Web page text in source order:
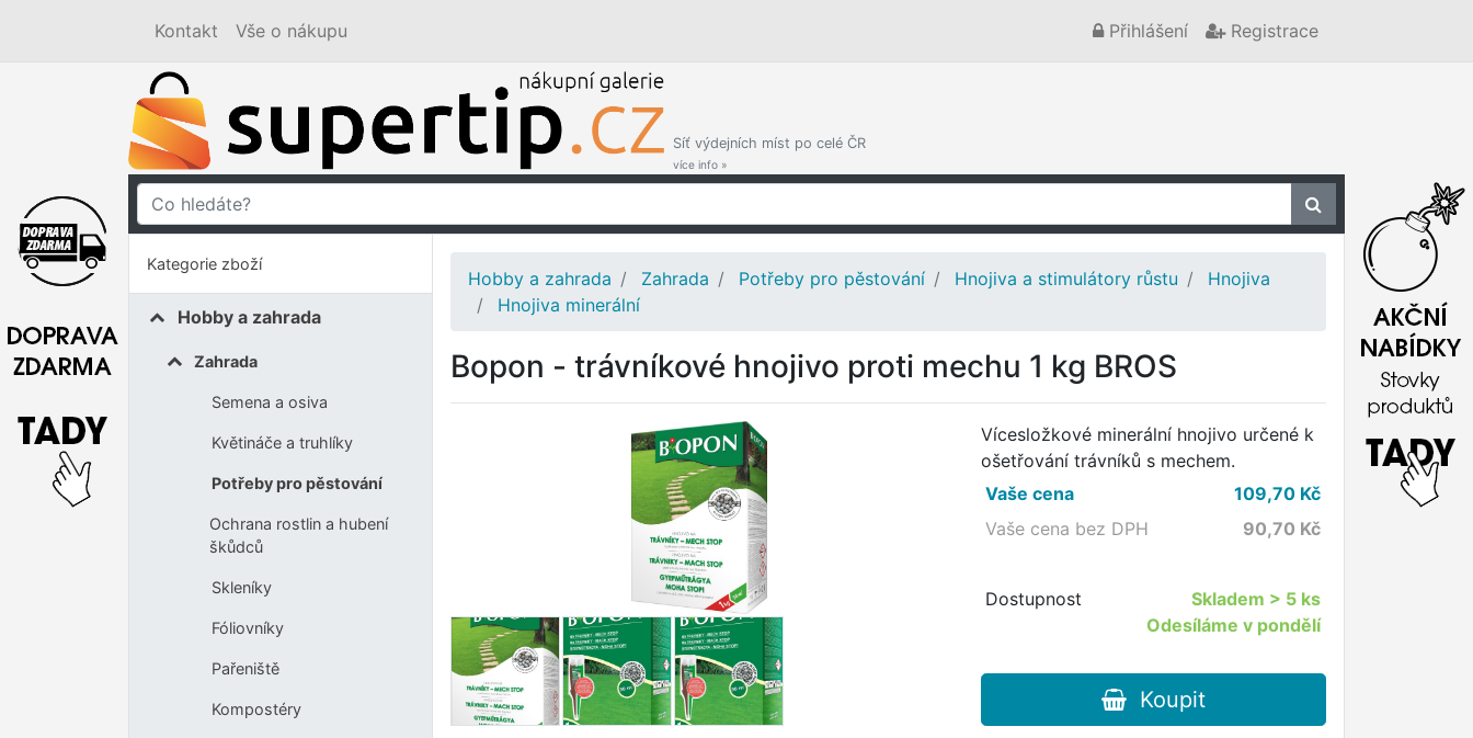
Kontakt Vše o nákupu Přihlášení Registrace
Síť výdejních míst po celé ČR
více info »
Kategorie zboží
Hobby a zahrada
Zahrada
Semena a osiva
Květináče a truhlíky
Potřeby pro pěstování
Ochrana rostlin a hubení
škůdců
Skleníky
Fóliovníky
Pařeniště
Kompostéry
Hobby a zahrada Zahrada Potřeby pro pěstování Hnojiva a stimulátory růstu
Hnojiva
Hnojiva minerální
Bopon - trávníkové hnojivo proti mechu 1 kg BROS
Vícesložkové minerální hnojivo určené k
ošetřování trávníků s mechem.
Vaše cena
109,70Kč
Vaše cena bez DPH
90,70 Kč
Dostupnost Skladem > 5 ks
Odesíláme v pondělí
Koupit